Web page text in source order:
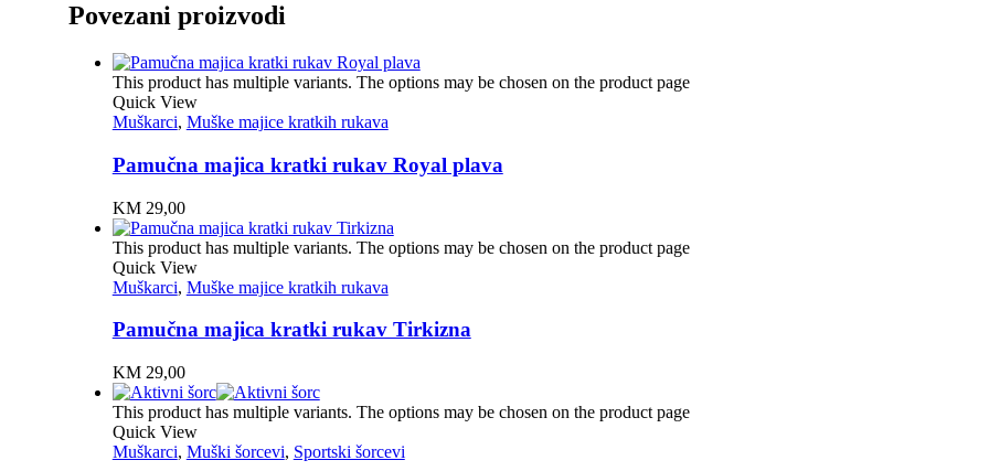
Povezani proizvodi
This product has multiple variants. The options may be chosen on the product page
Quick View
Muškarci, Muške majice kratkih rukava
Pamučna majica kratki rukav Royal plava
KM29,00
This product has multiple variants. The options may be chosen on the product page
Quick View
Muškarci, Muške majice kratkih rukava
Pamučna majica kratki rukav Tirkizna
KM29,00
This product has multiple variants. The options may be chosen on the product page
Quick View
Muškarci, Muški šorcevi, Sportski šorcevi